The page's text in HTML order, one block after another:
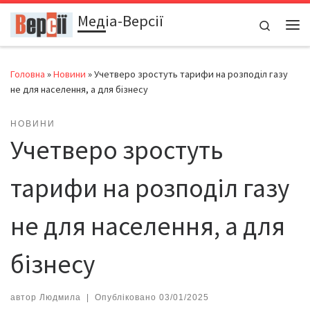
Перейти до вмістуМедіа-Версії
Search
Головна »Новини »Учетверо зростуть тарифи на розподіл газу
не для населення, а для бізнесу
НОВИНИ
Учетверо зростуть
тарифи на розподіл газу
не для населення, а для
бізнесу
автор Людмила | Опубліковано 03/01/2025